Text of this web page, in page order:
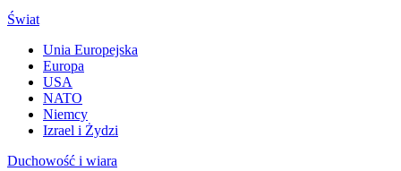
Świat
Unia Europejska
Europa
USA
NATO
Niemcy
Izrael i Żydzi
Duchowość i wiara